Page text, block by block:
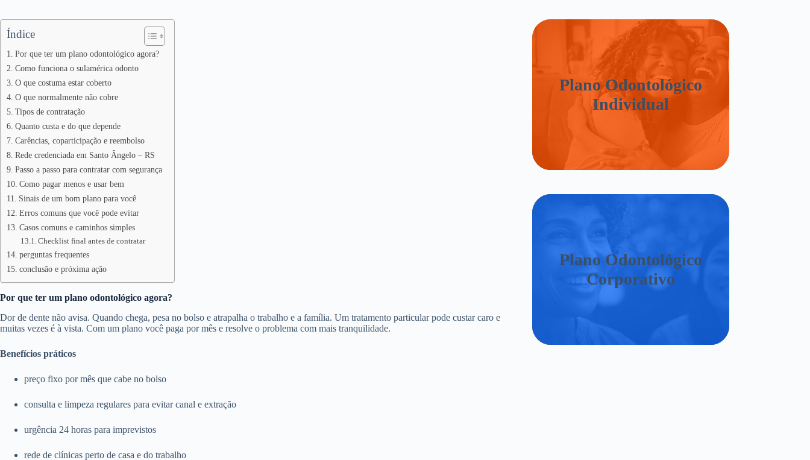
Índice
Por que ter um plano odontológico agora?
Como funciona o sulamérica odonto
O que costuma estar coberto
O que normalmente não cobre
Tipos de contratação
Quanto custa e do que depende
Carências, coparticipação e reembolso
Rede credenciada em Santo Ângelo – RS
Passo a passo para contratar com segurança
Como pagar menos e usar bem
Sinais de um bom plano para você
Erros comuns que você pode evitar
Casos comuns e caminhos simples
Checklist final antes de contratar
perguntas frequentes
conclusão e próxima ação
Por que ter um plano odontológico agora?
Dor de dente não avisa. Quando chega, pesa no bolso e atrapalha o trabalho e a família. Um tratamento particular pode custar caro e
muitas vezes é à vista. Com um plano você paga por mês e resolve o problema com mais tranquilidade.
Benefícios práticos
preço fixo por mês que cabe no bolso
consulta e limpeza regulares para evitar canal e extração
urgência 24 horas para imprevistos
rede de clínicas perto de casa e do trabalho
Plano Odontológico
Individual
Plano Odontológico
Corporativo